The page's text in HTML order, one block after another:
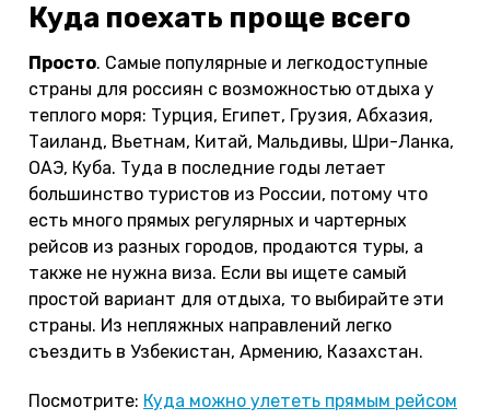
Куда поехать проще всего
Просто. Самые популярные и легкодоступные
страны для россиян с возможностью отдыха у
теплого моря: Турция, Египет, Грузия, Абхазия,
Таиланд, Вьетнам, Китай, Мальдивы, Шри-Ланка,
ОАЭ, Куба. Туда в последние годы летает
большинство туристов из России, потому что
есть много прямых регулярных и чартерных
рейсов из разных городов, продаются туры, а
также не нужна виза. Если вы ищете самый
простой вариант для отдыха, то выбирайте эти
страны. Из непляжных направлений легко
съездить в Узбекистан, Армению, Казахстан.
Посмотрите: Куда можно улететь прямым рейсом